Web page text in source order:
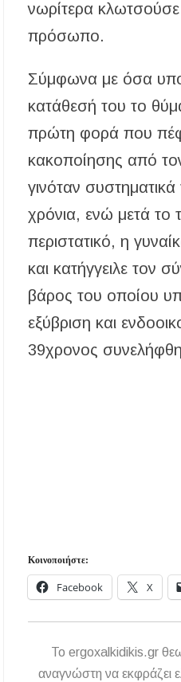
νωρίτερα
πρόσωπο.
Σύμφωνα με όσα
κατάθεσή του το
πρώτη φορά που
κακοποίησης από
γινόταν συστηματικά
χρόνια, ενώ μετά το
περιστατικό, η
και κατήγγειλε τον
βάρος του οποίου
εξύβριση και
39χρονος
Κοινοποιήστε:
Facebook X
To ergoxalkidikis.gr
αναγνώστη να εκφράζει